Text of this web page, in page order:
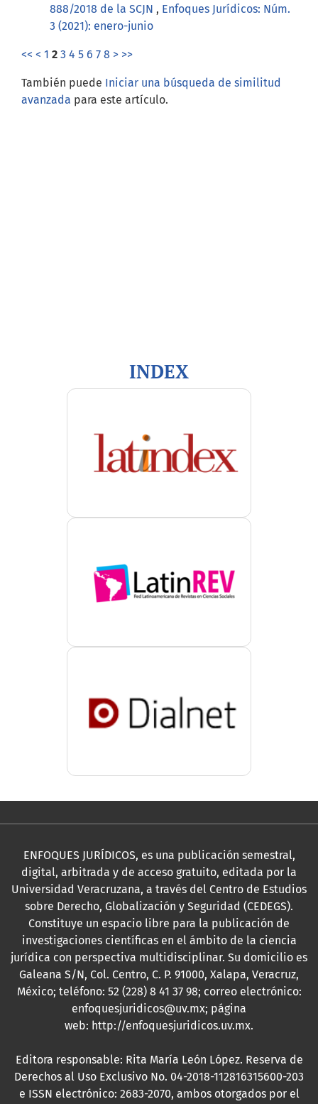
888/2018 de la SCJN , Enfoques Jurídicos: Núm.
3 (2021): enero-junio
<< < 1 2 3 4 5 6 7 8 > >>
También puede Iniciar una búsqueda de similitud
avanzada para este artículo.
INDEX
ENFOQUES JURÍDICOS, es una publicación semestral,
digital, arbitrada y de acceso gratuito, editada por la
Universidad Veracruzana, a través del Centro de Estudios
sobre Derecho, Globalización y Seguridad (CEDEGS).
Constituye un espacio libre para la publicación de
investigaciones científicas en el ámbito de la ciencia
jurídica con perspectiva multidisciplinar. Su domicilio es
Galeana S/N, Col. Centro, C. P. 91000, Xalapa, Veracruz,
México; teléfono: 52 (228) 8 41 37 98; correo electrónico:
enfoquesjuridicos@uv.mx; página
web: http://enfoquesjuridicos.uv.mx.
Editora responsable: Rita María León López. Reserva de
Derechos al Uso Exclusivo No. 04-2018-112816315600-203
e ISSN electrónico: 2683-2070, ambos otorgados por el